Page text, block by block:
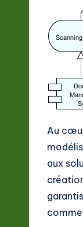
In
Au
aux